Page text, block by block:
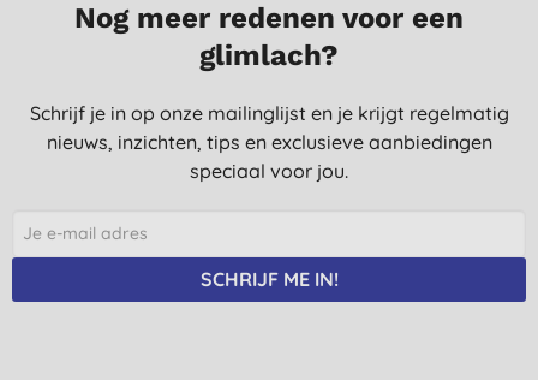
Nog meer redenen voor een
glimlach?
Schrijf je in op onze mailinglijst en je krijgt regelmatig
nieuws, inzichten, tips en exclusieve aanbiedingen
speciaal voor jou.
SCHRIJF ME IN!